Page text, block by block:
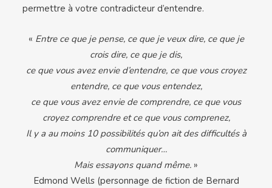
permettre à votre contradicteur d’entendre.
« Entre ce que je pense, ce que je veux dire, ce que je
crois dire, ce que je dis,
ce que vous avez envie d’entendre, ce que vous croyez
entendre, ce que vous entendez,
ce que vous avez envie de comprendre, ce que vous
croyez comprendre et ce que vous comprenez,
Il y a au moins 10 possibilités qu’on ait des difficultés à
communiquer…
Mais essayons quand même. »
Edmond Wells (personnage de fiction de Bernard